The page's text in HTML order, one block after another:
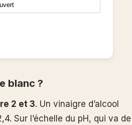
blanc ?
2 et 3. Un vinaigre d’alcool
Sur l’échelle du pH, qui va de